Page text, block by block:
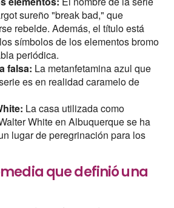
sureño "break bad," que
rebelde. Además, el título está
símbolos de los elementos bromo
periódica.
falsa: La metanfetamina azul que
es en realidad caramelo de
La casa utilizada como
White en Albuquerque se ha
lugar de peregrinación para los
que definió una